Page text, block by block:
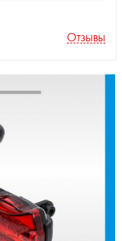
Отзывы